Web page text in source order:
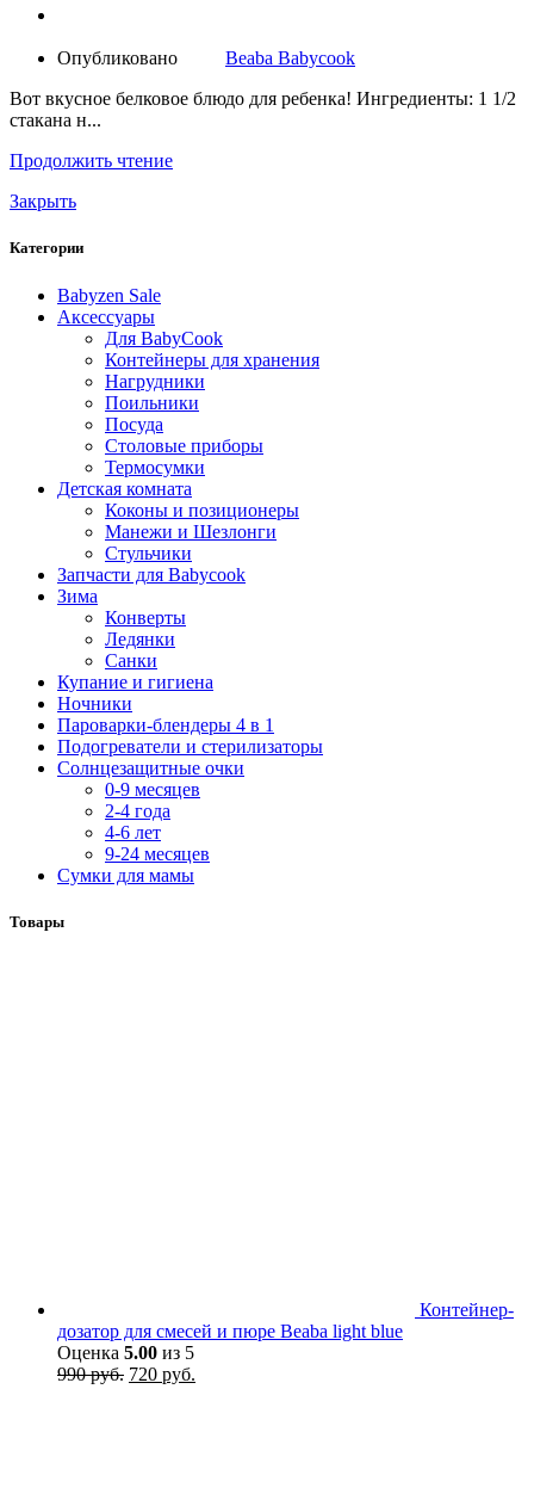
Опубликовано
Beaba Babycook
Вот вкусное белковое блюдо для ребенка! Ингредиенты: 1 1/2
стакана н...
Продолжить чтение
Закрыть
Категории
Babyzen Sale
Аксессуары
Для BabyCook
Контейнеры для хранения
Нагрудники
Поильники
Посуда
Столовые приборы
Термосумки
Детская комната
Коконы и позиционеры
Манежи и Шезлонги
Стульчики
Запчасти для Babycook
Зима
Конверты
Ледянки
Санки
Купание и гигиена
Ночники
Пароварки-блендеры 4 в 1
Подогреватели и стерилизаторы
Солнцезащитные очки
0-9 месяцев
2-4 года
4-6 лет
9-24 месяцев
Сумки для мамы
Товары
Контейнер-
дозатор для смесей и пюре Beaba light blue
Оценка 5.00 из 5
990руб. Первоначальная
720 руб.